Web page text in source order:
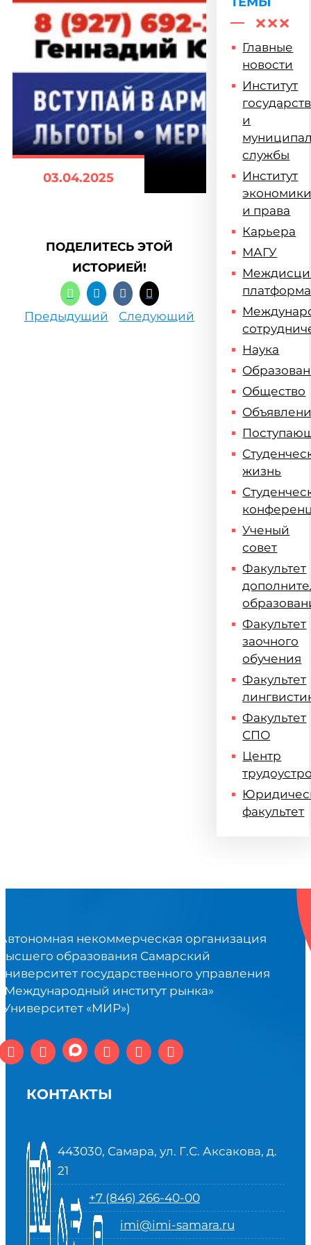
03.04.2025
ПОДЕЛИТЕСЬ ЭТОЙ
ИСТОРИЕЙ!
Предыдущий Следующий
Главные
новости
Институт
и
службы
Институт
и права
Карьера
МАГУ
платформа
Наука
Общество
жизнь
Ученый
совет
Факультет
Факультет
заочного
обучения
Факультет
Факультет
СПО
Центр
факультет
некоммерческая организация
образования Самарский
государственного управления
институт рынка»
«МИР»)
КОНТАКТЫ
443030, Самара, ул. Г.С. Аксакова, д.
21
+7 (846) 266-40-00
imi@imi-samara.ru